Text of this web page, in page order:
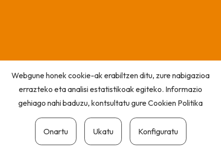
Webgune honek cookie-ak erabiltzen ditu, zure nabigazioa
errazteko eta analisi estatistikoak egiteko. Informazio
gehiago nahi baduzu, kontsultatu gureCookien Politika
Onartu Ukatu Konfiguratu